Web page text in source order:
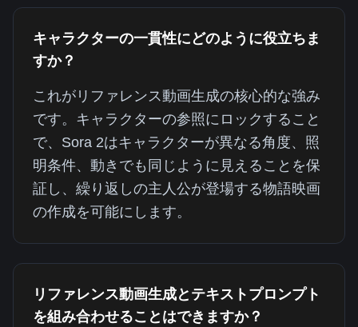
キャラクターの一貫性にどのように役立ちま
すか？
これがリファレンス動画生成の核心的な強み
です。キャラクターの参照にロックすること
で、Sora 2はキャラクターが異なる角度、照
明条件、動きでも同じように見えることを保
証し、繰り返しの主人公が登場する物語映画
の作成を可能にします。
リファレンス動画生成とテキストプロンプト
を組み合わせることはできますか？